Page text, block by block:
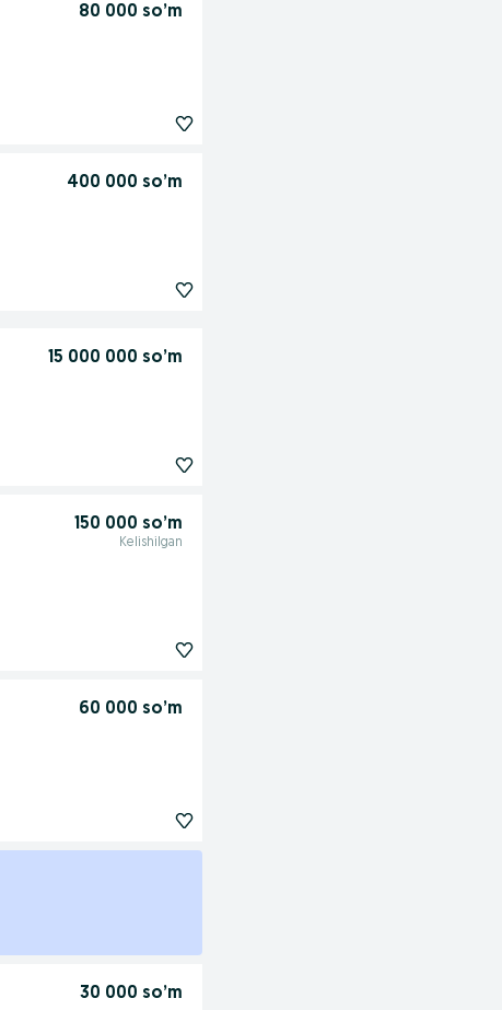
80 000 so’m
400 000 so’m
15 000 000 so’m
150 000 so’m
Kelishilgan
60 000 so’m
30 000 so’m